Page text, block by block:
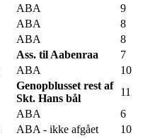
ABA
9
ABA
8
ABA
8
Ass. til Aabenraa
7
ABA
10
Genopblusset rest af
Skt. Hans bål
11
ABA
6
ABA - ikke afgået
10